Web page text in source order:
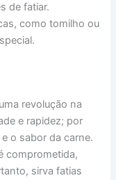
de fatiar.
como tomilho ou
revolução na
e rapidez; por
o sabor da carne.
comprometida,
sirva fatias